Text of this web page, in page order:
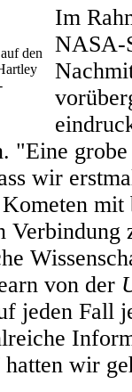
den
Im
NASA-
"Eine
wir
mit
Verbindung
von der
jeden Fall
hatten wir